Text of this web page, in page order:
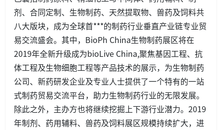
剂、合同定制、生物制药、天然提取物、兽药及饲料共
八大版块，成为全球首***的制药行业垂直产业链专业贸
易交流盛会。其中，BioPh China生物制药展区将在
2019年全新升级成为bioLive China,聚焦基因工程、抗
体工程及生物细胞工程等产品技术的展示，为生物制药
公司、新药研发企业及专业人士提供了一个特有的一站
式制药贸易交流平台，助力生物制药行业的无限发展。
除此之外，主办方也将继续挖掘上下游行业潜力。2019
年制剂、药用辅料、兽药及饲料展区规模持续扩大，进